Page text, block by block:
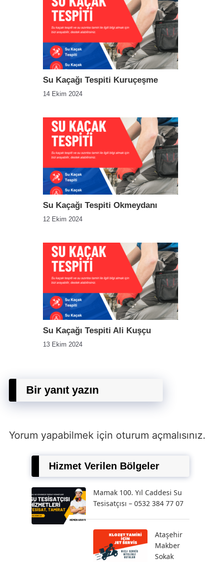
Su Kaçağı Tespiti Kuruçeşme
14 Ekim 2024
Su Kaçağı Tespiti Okmeydanı
12 Ekim 2024
Su Kaçağı Tespiti Ali Kuşçu
13 Ekim 2024
Bir yanıt yazın
Yorum yapabilmek için oturum açmalısınız.
Hizmet Verilen Bölgeler
Mamak 100. Yıl Caddesi Su
Tesisatçısı – 0532 384 77 07
Ataşehir
Makber
Sokak